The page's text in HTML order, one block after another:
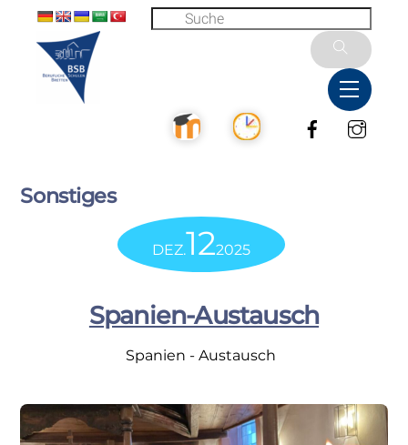
content
Menu
Facebook
Sonstiges
DEZ.122025
Spanien-Austausch
Spanien - Austausch